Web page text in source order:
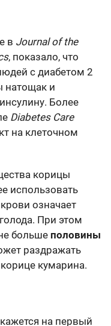
в Journal of the
, показало, что
с диабетом 2
натощак и
Более
Diabetes Care
на клеточном
корицы
использовать
означает
При этом
больше половины
раздражать
кумарина.
на первый